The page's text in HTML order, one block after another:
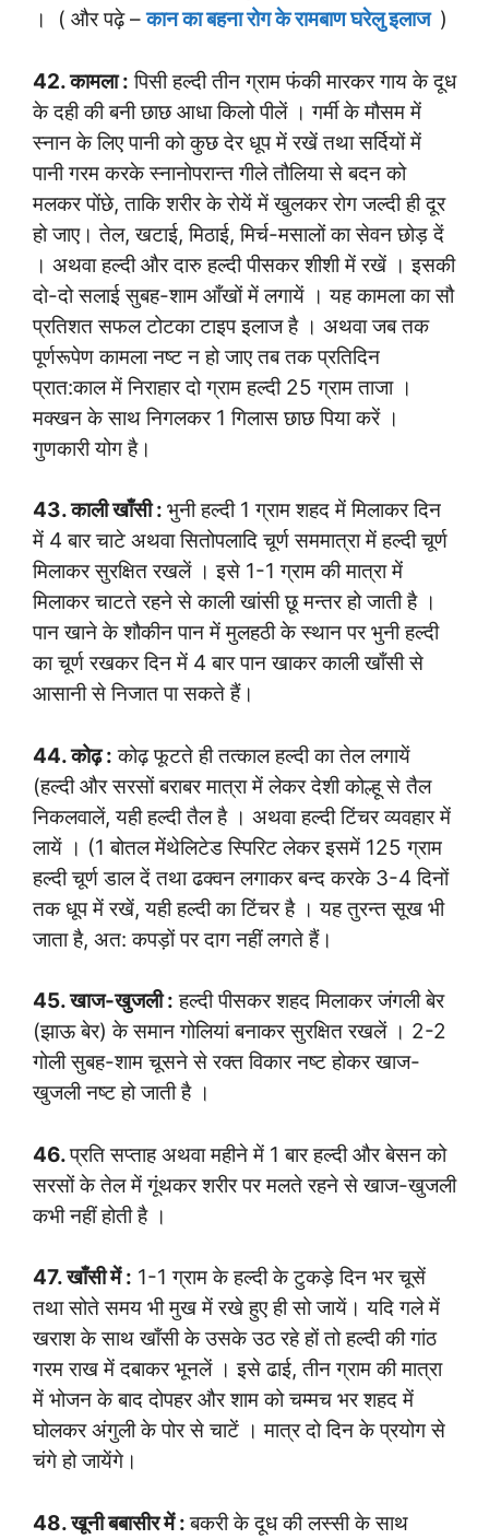
। ( और पढ़े –कान का बहना रोग के रामबाण घरेलु इलाज )
42. कामला : पिसी हल्दी तीन ग्राम फंकी मारकर गाय के दूध
के दही की बनी छाछ आधा किलो पीलें । गर्मी के मौसम में
स्नान के लिए पानी को कुछ देर धूप में रखें तथा सर्दियों में
पानी गरम करके स्नानोपरान्त गीले तौलिया से बदन को
मलकर पोंछे, ताकि शरीर के रोयें में खुलकर रोग जल्दी ही दूर
हो जाए। तेल, खटाई, मिठाई, मिर्च-मसालों का सेवन छोड़ दें
। अथवा हल्दी और दारु हल्दी पीसकर शीशी में रखें । इसकी
दो-दो सलाई सुबह-शाम आँखों में लगायें । यह कामला का सौ
प्रतिशत सफल टोटका टाइप इलाज है । अथवा जब तक
पूर्णरूपेण कामला नष्ट न हो जाए तब तक प्रतिदिन
प्रात:काल में निराहार दो ग्राम हल्दी 25 ग्राम ताजा ।
मक्खन के साथ निगलकर 1 गिलास छाछ पिया करें ।
गुणकारी योग है।
43. काली खाँसी : भुनी हल्दी 1 ग्राम शहद में मिलाकर दिन
में 4 बार चाटे अथवा सितोपलादि चूर्ण सममात्रा में हल्दी चूर्ण
मिलाकर सुरक्षित रखलें । इसे 1-1 ग्राम की मात्रा में
मिलाकर चाटते रहने से काली खांसी छू मन्तर हो जाती है ।
पान खाने के शौकीन पान में मुलहठी के स्थान पर भुनी हल्दी
का चूर्ण रखकर दिन में 4 बार पान खाकर काली खाँसी से
आसानी से निजात पा सकते हैं।
44. कोढ़ : कोढ़ फूटते ही तत्काल हल्दी का तेल लगायें
(हल्दी और सरसों बराबर मात्रा में लेकर देशी कोल्हू से तैल
निकलवालें, यही हल्दी तैल है । अथवा हल्दी टिंचर व्यवहार में
लायें । (1 बोतल मेंथेलिटेड स्पिरिट लेकर इसमें 125 ग्राम
हल्दी चूर्ण डाल दें तथा ढक्वन लगाकर बन्द करके 3-4 दिनों
तक धूप में रखें, यही हल्दी का टिंचर है । यह तुरन्त सूख भी
जाता है, अत: कपड़ों पर दाग नहीं लगते हैं।
45. खाज-खुजली : हल्दी पीसकर शहद मिलाकर जंगली बेर
(झाऊ बेर) के समान गोलियां बनाकर सुरक्षित रखलें । 2-2
गोली सुबह-शाम चूसने से रक्त विकार नष्ट होकर खाज-
खुजली नष्ट हो जाती है ।
46.प्रति सप्ताह अथवा महीने में 1 बार हल्दी और बेसन को
सरसों के तेल में गूंथकर शरीर पर मलते रहने से खाज-खुजली
कभी नहीं होती है ।
47. खाँसी में : 1-1 ग्राम के हल्दी के टुकड़े दिन भर चूसें
तथा सोते समय भी मुख में रखे हुए ही सो जायें। यदि गले में
खराश के साथ खाँसी के उसके उठ रहे हों तो हल्दी की गांठ
गरम राख में दबाकर भूनलें । इसे ढाई, तीन ग्राम की मात्रा
में भोजन के बाद दोपहर और शाम को चम्मच भर शहद में
घोलकर अंगुली के पोर से चाटें । मात्र दो दिन के प्रयोग से
चंगे हो जायेंगे।
48. खूनी बबासीर में :बकरी के दूध की लस्सी के साथ